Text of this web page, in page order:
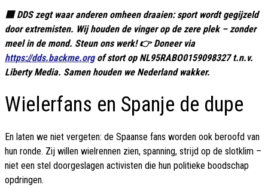
🟦 DDS zegt waar anderen omheen draaien: sport wordt gegijzeld
door extremisten. Wij houden de vinger op de zere plek – zonder
meel in de mond. Steun ons werk! 👉 Doneer via
https://dds.backme.orgof stort op NL95RABO0159098327 t.n.v.
Liberty Media. Samen houden we Nederland wakker.
Wielerfans en Spanje de dupe
En laten we niet vergeten: de Spaanse fans worden ook beroofd van
hun ronde. Zij willen wielrennen zien, spanning, strijd op de slotklim –
niet een stel doorgeslagen activisten die hun politieke boodschap
opdringen.